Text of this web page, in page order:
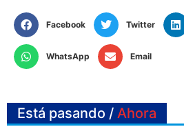
Facebook Twitter
WhatsApp Email
Está pasando / Ahora